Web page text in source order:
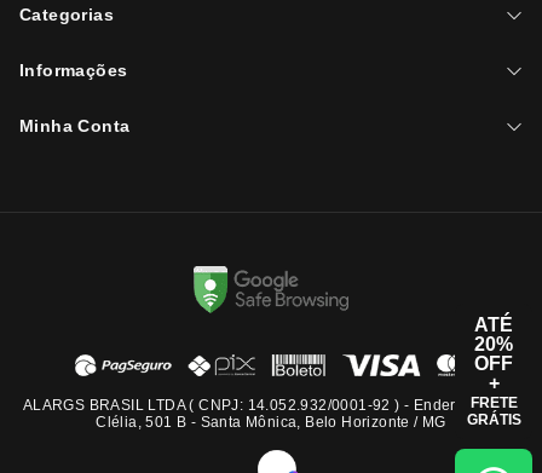
Categorias
Informações
Minha Conta
ALARGS BRASIL LTDA ( CNPJ: 14.052.932/0001-92 ) - Endereço: Rua
Clélia, 501 B - Santa Mônica, Belo Horizonte / MG
ATÉ
20%
OFF
+
FRETE
GRÁTIS